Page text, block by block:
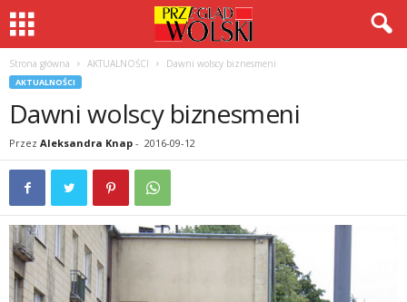
Strona główna AKTUALNOŚCI Dawni wolscy biznesmeni
AKTUALNOŚCI
Dawni wolscy biznesmeni
Przez Aleksandra Knap - 2016-09-12